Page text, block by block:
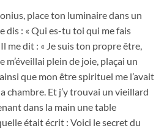
place ton luminaire dans un
dis : « Qui es-tu toi qui me fais
me dit : « Je suis ton propre être,
plein de joie, plaçai un
que mon être spirituel me l’avait
chambre. Et j’y trouvai un vieillard
dans la main une table
était écrit : Voici le secret du